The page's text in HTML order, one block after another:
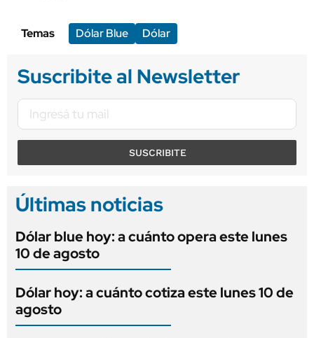
Temas Dólar Blue Dólar
Suscribite al Newsletter
SUSCRIBITE
Últimas noticias
Dólar blue hoy: a cuánto opera este lunes
10 de agosto
Dólar hoy: a cuánto cotiza este lunes 10 de
agosto